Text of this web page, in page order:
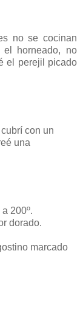
no se cocinan
horneado, no
el perejil picado
con un
una
200º.
dorado.
marcado